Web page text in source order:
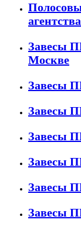
Завесы
Москве
Завесы
Завесы
Завесы
Завесы
Завесы
Завесы